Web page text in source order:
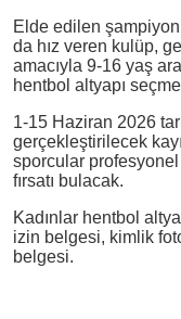
Elde edilen
da hız veren kulüp,
amacıyla 9-16 yaş
hentbol altyapı
1-15 Haziran 2026
gerçekleştirilecek
sporcular profesyonel
fırsatı bulacak.
Kadınlar hentbol
izin belgesi, kimlik
belgesi.